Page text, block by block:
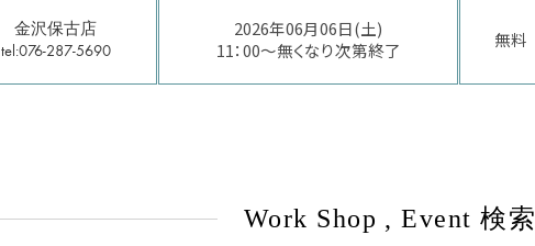
金沢保古店
tel:076-287-5690
2026年06月06日(土)
11：00～無くなり次第終了
無料
Work Shop , Event 検索